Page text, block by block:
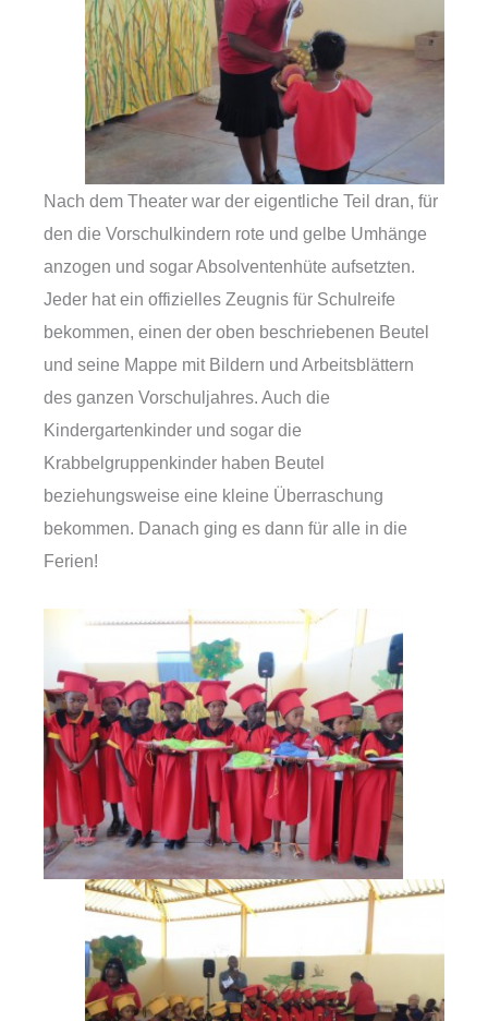
Nach dem Theater war der eigentliche Teil dran, für
den die Vorschulkindern rote und gelbe Umhänge
anzogen und sogar Absolventenhüte aufsetzten.
Jeder hat ein offizielles Zeugnis für Schulreife
bekommen, einen der oben beschriebenen Beutel
und seine Mappe mit Bildern und Arbeitsblättern
des ganzen Vorschuljahres. Auch die
Kindergartenkinder und sogar die
Krabbelgruppenkinder haben Beutel
beziehungsweise eine kleine Überraschung
bekommen. Danach ging es dann für alle in die
Ferien!​